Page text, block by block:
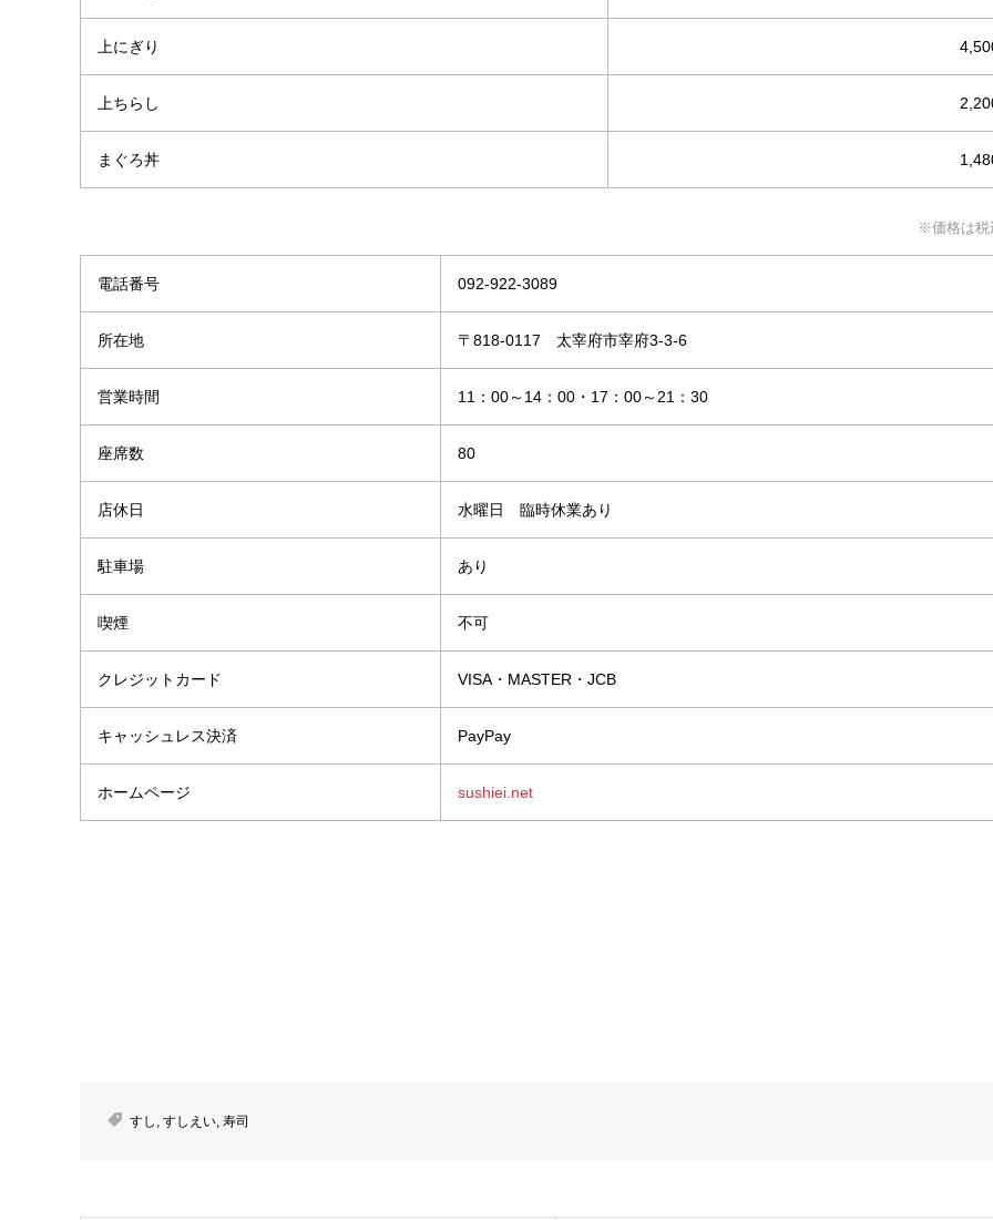
上にぎり
上ちらし
まぐろ丼
※価格は税
電話番号 092-922-3089
所在地 〒818-0117 太宰府市宰府3-3-6
営業時間 11：00～14：00・17：00～21：30
座席数 80
店休日 水曜日 臨時休業あり
駐車場 あり
喫煙 不可
クレジットカード VISA・MASTER・JCB
キャッシュレス決済 PayPay
ホームページ sushiei.net
すし , すしえい, 寿司